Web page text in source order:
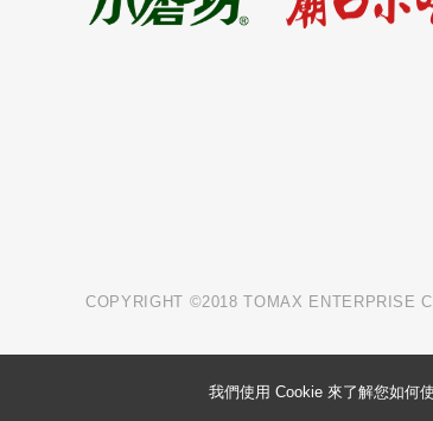
COPYRIGHT ©2018 TOMAX ENTERPRISE
我們使用 Cookie 來了解您如何